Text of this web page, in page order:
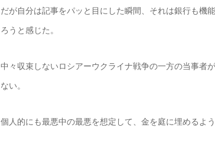
だが自分は記事をパッと目にした瞬間、それは銀行も機
ろうと感じた。
中々収束しないロシアーウクライナ戦争の一方の当事者
ない。
個人的にも最悪中の最悪を想定して、金を庭に埋めるよ